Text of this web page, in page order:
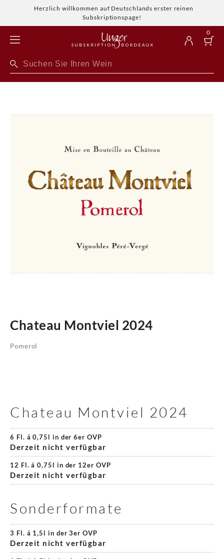
Herzlich willkommen auf Deutschlands erster reinen
Subskriptionspage!
0
Chateau Montviel 2024
Pomerol
Chateau Montviel 2024
6 Fl. á 0,75l in der 6er OVP
Derzeit nicht verfügbar
12 Fl. á 0,75l in der 12er OVP
Derzeit nicht verfügbar
Sonderformate
3 Fl. á 1,5l in der 3er OVP
Derzeit nicht verfügbar